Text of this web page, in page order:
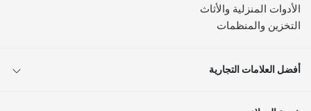
الأدوات المنزلية والأثاث
التخزين والمنظمات
أفضل العلامات التجارية